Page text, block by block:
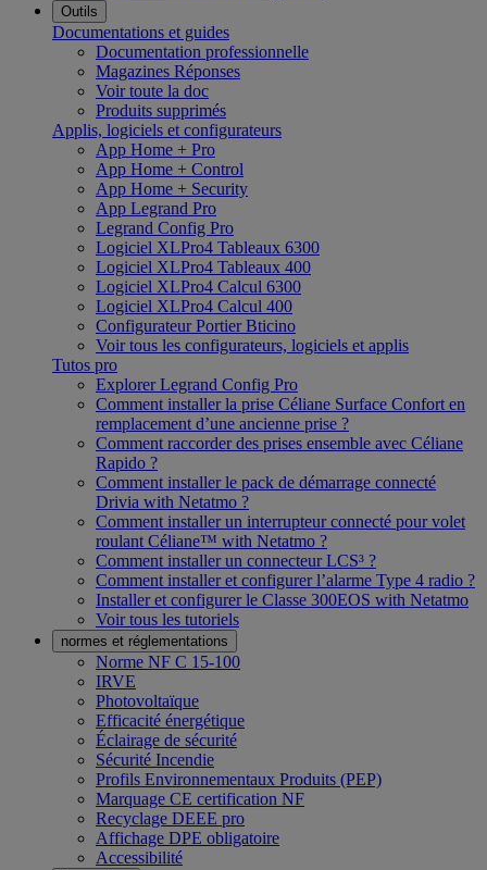
Outils
Documentations et guides
Documentation professionnelle
Magazines Réponses
Voir toute la doc
Produits supprimés
Applis, logiciels et configurateurs
App Home + Pro
App Home + Control
App Home + Security
App Legrand Pro
Legrand Config Pro
Logiciel XLPro4 Tableaux 6300
Logiciel XLPro4 Tableaux 400
Logiciel XLPro4 Calcul 6300
Logiciel XLPro4 Calcul 400
Configurateur Portier Bticino
Voir tous les configurateurs, logiciels et applis
Tutos pro
Explorer Legrand Config Pro
Comment installer la prise Céliane Surface Confort en
remplacement d’une ancienne prise ?
Comment raccorder des prises ensemble avec Céliane
Rapido ?
Comment installer le pack de démarrage connecté
Drivia with Netatmo ?
Comment installer un interrupteur connecté pour volet
roulant Céliane™ with Netatmo ?
Comment installer un connecteur LCS³ ?
Comment installer et configurer l’alarme Type 4 radio ?
Installer et configurer le Classe 300EOS with Netatmo
Voir tous les tutoriels
normes et réglementations
Norme NF C 15-100
IRVE
Photovoltaïque
Efficacité énergétique
Éclairage de sécurité
Sécurité Incendie
Profils Environnementaux Produits (PEP)
Marquage CE certification NF
Recyclage DEEE pro
Affichage DPE obligatoire
Accessibilité